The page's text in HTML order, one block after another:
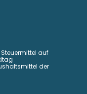
Steuermittel auf
der